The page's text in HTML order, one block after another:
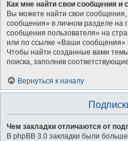
Как мне найти свои сообщения
Вы можете найти свои
сообщения» в личном разделе на
сообщения пользователя» на
или по ссылке «Ваши сообщения»
Чтобы найти созданные вами
поиска, заполнив
Вернуться к началу
Чем закладки отличаются от
В phpBB 3.0 закладки были